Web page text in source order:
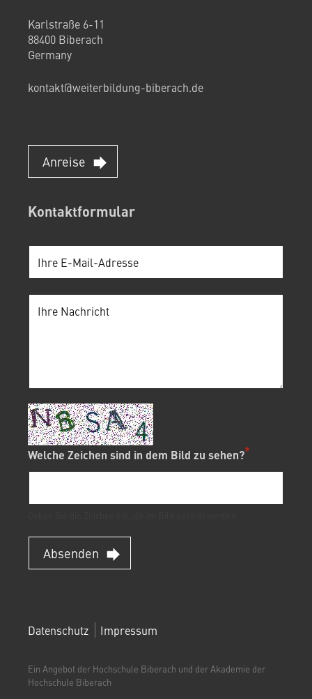
Karlstraße 6-11
88400 Biberach
Germany
kontakt@weiterbildung-biberach.de
Anreise
Kontaktformular
Welche Zeichen sind in dem Bild zu sehen?
Absenden
FOOTERMENÜ
Datenschutz Impressum
Ein Angebot der Hochschule Biberach und der Akademie der
Hochschule Biberach